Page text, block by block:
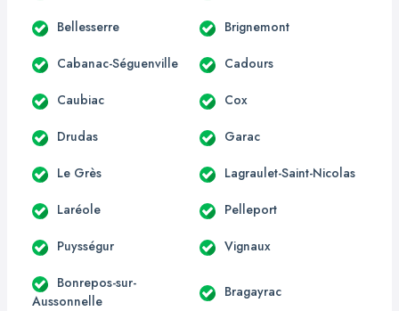
Bellesserre Brignemont
Cabanac-Séguenville Cadours
Caubiac Cox
Drudas Garac
Le Grès Lagraulet-Saint-Nicolas
Laréole Pelleport
Puysségur Vignaux
Bonrepos-sur-
Aussonnelle
Bragayrac